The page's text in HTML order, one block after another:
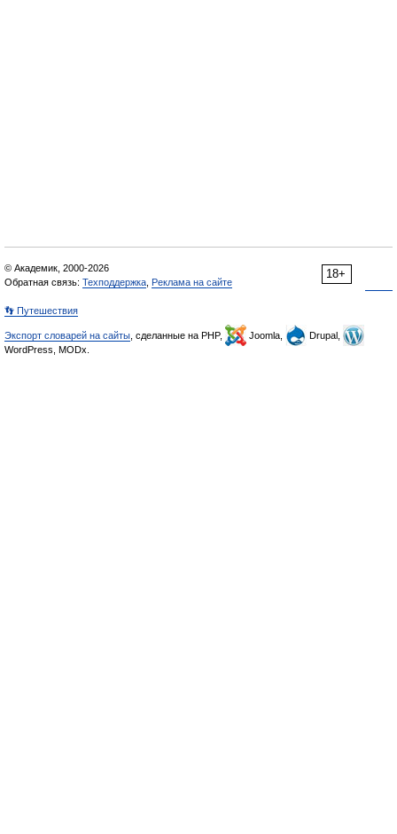
18+
© Академик, 2000-2026
Обратная связь: Техподдержка Реклама на сайте
👣 Путешествия
Экспорт словарей на сайты , сделанные на PHP, Joomla,
Drupal,
WordPress, MODx.